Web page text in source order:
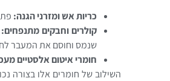
כריות אש ומזרני הגנה:
קולרים וחבקים מתנפחים:
שנמס וחוסם את המעבר
חומרי איטום אלסטיים
השילוב של חומרים אלו בצורה